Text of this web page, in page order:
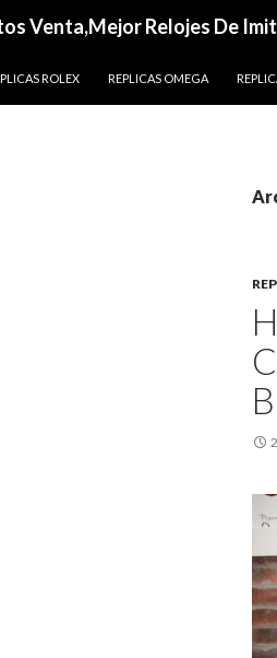
Venta,Mejor Relojes De
ROLEX REPLICAS OMEGA